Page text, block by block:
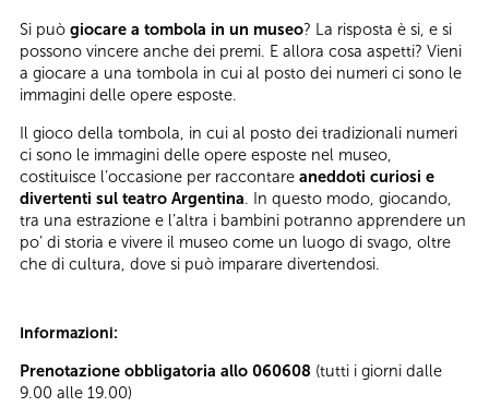
Si può giocare a tombola in un museo? La risposta è si, e si
possono vincere anche dei premi. E allora cosa aspetti? Vieni
a giocare a una tombola in cui al posto dei numeri ci sono le
immagini delle opere esposte.
Il gioco della tombola, in cui al posto dei tradizionali numeri
ci sono le immagini delle opere esposte nel museo,
costituisce l’occasione per raccontare aneddoti curiosi e
divertenti sul teatro Argentina. In questo modo, giocando,
tra una estrazione e l’altra i bambini potranno apprendere un
po’ di storia e vivere il museo come un luogo di svago, oltre
che di cultura, dove si può imparare divertendosi.
Informazioni:
Prenotazione obbligatoria allo 060608 (tutti i giorni dalle
9.00 alle 19.00)